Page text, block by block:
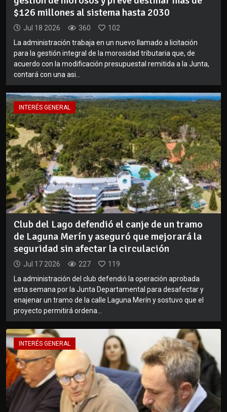
$126 millones al sistema hasta 2030
Jul 18 2026 360
102
La administración trabaja en un nuevo llamado a licitación
para la gestión integral de la morosidad tributaria que, de
acuerdo con la modificación presupuestal remitida a la Junta,
contará con una asi...
INTERÉS GENERAL
Club del Lago defendió el canje de un tramo
de Laguna Merín y aseguró que mejorará la
seguridad sin afectar la circulación
Jul 17 2026 227
119
La administración del club defendió la operación aprobada
esta semana por la Junta Departamental para desafectar y
enajenar un tramo de la calle Laguna Merín y sostuvo que el
proyecto permitirá ordena...
INTERÉS GENERAL